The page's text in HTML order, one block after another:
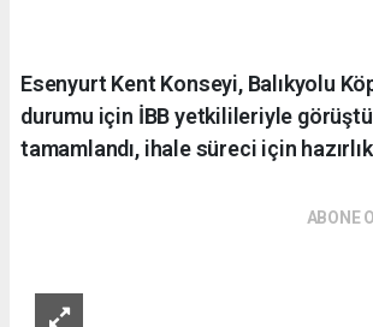
Esenyurt Kent Konseyi, Balıkyolu
durumu için İBB yetkilileriyle
tamamlandı, ihale süreci için
ABONE